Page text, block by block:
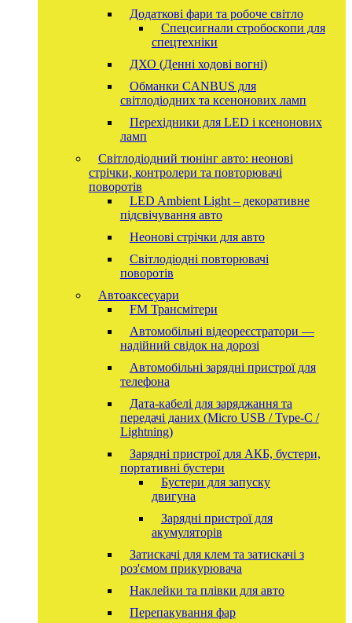
Додаткові фари та робоче світло
Спецсигнали стробоскопи для
спецтехніки
ДХО (Денні ходові вогні)
Обманки CANBUS для
світлодіодних та ксенонових ламп
Перехідники для LED і ксенонових
ламп
Світлодіодний тюнінг авто: неонові
стрічки, контролери та повторювачі
поворотів
LED Ambient Light – декоративне
підсвічування авто
Неонові стрічки для авто
Світлодіодні повторювачі
поворотів
Автоаксесуари
FM Трансмітери
Автомобільні відеореєстратори —
надійний свідок на дорозі
Автомобільні зарядні пристрої для
телефона
Дата-кабелі для заряджання та
передачі даних (Micro USB / Type-C /
Lightning)
Зарядні пристрої для АКБ, бустери,
портативні бустери
Бустери для запуску
двигуна
Зарядні пристрої для
акумуляторів
Затискачі для клем та затискачі з
роз'ємом прикурювача
Наклейки та плівки для авто
Перепакування фар